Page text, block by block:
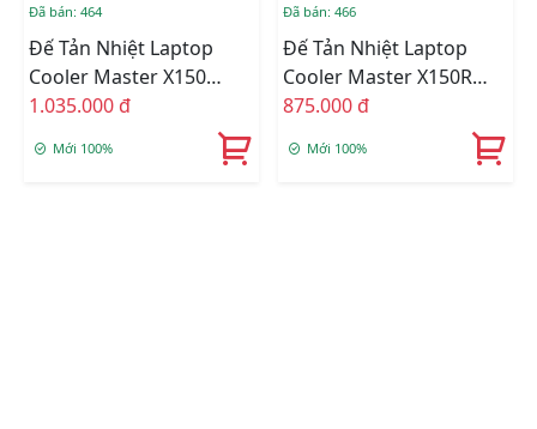
Đã bán: 464
Đế Tản Nhiệt Laptop
Cooler Master X150
SPECTRUM (Laptop 14
1.035.000 đ
Mới 100%
Đã bán: 466
Đế Tản Nhiệt Laptop
Cooler Master X150R
Laptop 17inch
875.000 đ
Mới 100%